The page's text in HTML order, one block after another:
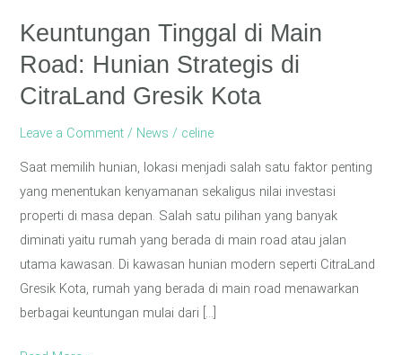
Keuntungan Tinggal di Main
Road: Hunian Strategis di
CitraLand Gresik Kota
Leave a Comment / News / celine
Saat memilih hunian, lokasi menjadi salah satu faktor penting
yang menentukan kenyamanan sekaligus nilai investasi
properti di masa depan. Salah satu pilihan yang banyak
diminati yaitu rumah yang berada di main road atau jalan
utama kawasan. Di kawasan hunian modern seperti CitraLand
Gresik Kota, rumah yang berada di main road menawarkan
berbagai keuntungan mulai dari […]
CitraLand
Gresik
Kota